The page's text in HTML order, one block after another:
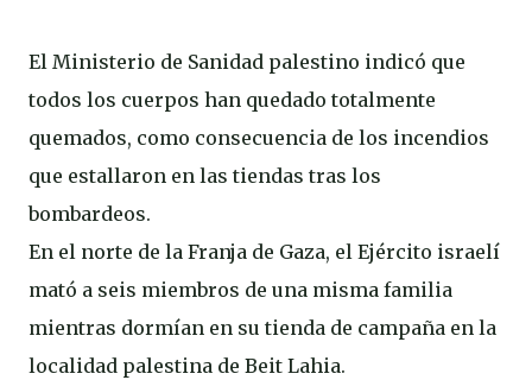
El Ministerio de Sanidad palestino indicó que
todos los cuerpos han quedado totalmente
quemados, como consecuencia de los incendios
que estallaron en las tiendas tras los
bombardeos.
En el norte de la Franja de Gaza, el Ejército israelí
mató a seis miembros de una misma familia
mientras dormían en su tienda de campaña en la
localidad palestina de Beit Lahia.